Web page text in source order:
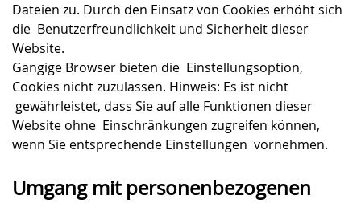
Dateien zu. Durch den Einsatz von Cookies erhöht sich
die Benutzerfreundlichkeit und Sicherheit dieser
Website.
Gängige Browser bieten die Einstellungsoption,
Cookies nicht zuzulassen. Hinweis: Es ist nicht
gewährleistet, dass Sie auf alle Funktionen dieser
Website ohne Einschränkungen zugreifen können,
wenn Sie entsprechende Einstellungen vornehmen.
Umgang mit personenbezogenen